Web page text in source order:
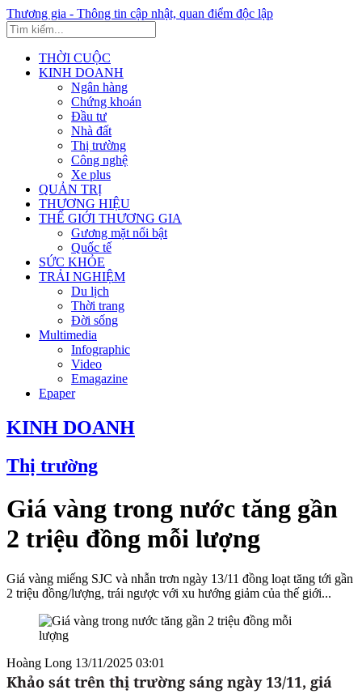
Thương gia - Thông tin cập nhật, quan điểm độc lập
THỜI CUỘC
KINH DOANH
Ngân hàng
Chứng khoán
Đầu tư
Nhà đất
Thị trường
Công nghệ
Xe plus
QUẢN TRỊ
THƯƠNG HIỆU
THẾ GIỚI THƯƠNG GIA
Gương mặt nổi bật
Quốc tế
SỨC KHỎE
TRẢI NGHIỆM
Du lịch
Thời trang
Đời sống
Multimedia
Infographic
Video
Emagazine
Epaper
KINH DOANH
Thị trường
Giá vàng trong nước tăng gần
2 triệu đồng mỗi lượng
Giá vàng miếng SJC và nhẫn trơn ngày 13/11 đồng loạt tăng tới gần
2 triệu đồng/lượng, trái ngược với xu hướng giảm của thế giới...
Hoàng Long 13/11/2025 03:01
Khảo sát trên thị trường sáng ngày 13/11, giá